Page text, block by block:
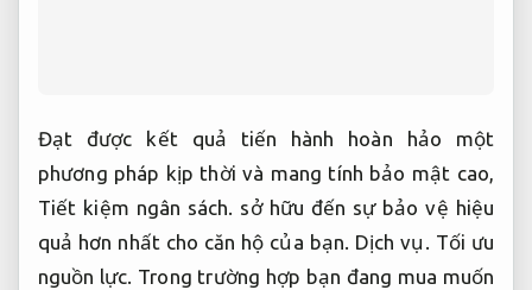
Đạt được kết quả tiến hành hoàn hảo một
phương pháp kịp thời và mang tính bảo mật cao,
Tiết kiệm ngân sách. sở hữu đến sự bảo vệ hiệu
quả hơn nhất cho căn hộ của bạn. Dịch vụ. Tối ưu
nguồn lực. Trong trường hợp bạn đang mua muốn